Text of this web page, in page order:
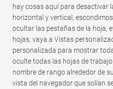
hay cosas aquí para desactivar
horizontal y vertical,
ocultar las pestañas de la hoja,
hojas, vaya a Vistas
personalizada para mostrar
oculte todas las hojas de
nombre de rango alrededor de
vista del navegador que solían